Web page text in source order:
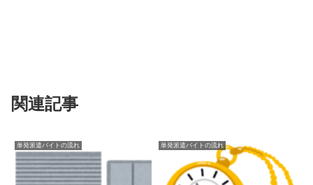
関連記事
単発派遣バイトの流れ 単発派遣バイトの流れ